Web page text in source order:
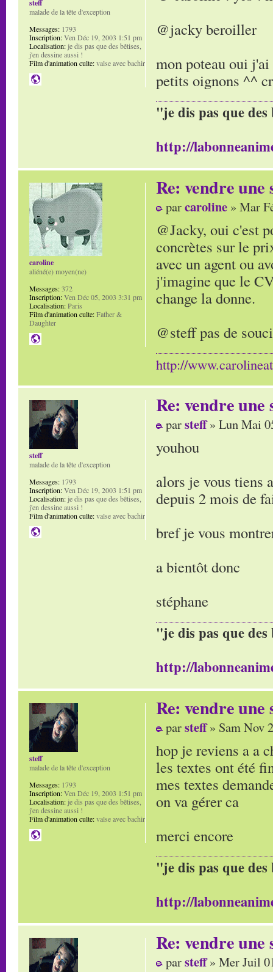
@jacky beroiller
mon poteau oui
petits oignons ^^
"je dis pas que
http://
steff
malade de la tête d'exception
Messages: 1793
Inscription:Ven Déc 19, 2003 1:51 pm
Localisation:je dis pas que des bêtises,
j'en dessine aussi !
Film d'animation culte:valse avec bachir
Re: vendre une
parcaroline » Mar
@Jacky, oui c'est
concrètes sur le
avec un agent ou
j'imagine que le
change la donne.
@steff pas de
http://
caroline
aliéné(e) moyen(ne)
Messages:372
Inscription:Ven Déc 05, 2003 3:31 pm
Localisation:Paris
Film d'animation culte:Father &
Daughter
Re: vendre une
parsteff» Lun Mai
youhou
alors je vous tiens
depuis 2 mois de
bref je vous
a bientôt donc
stéphane
"je dis pas que
http://
steff
malade de la tête d'exception
Messages: 1793
Inscription:Ven Déc 19, 2003 1:51 pm
Localisation:je dis pas que des bêtises,
j'en dessine aussi !
Film d'animation culte:valse avec bachir
Re: vendre une
parsteff» Sam Nov
hop je reviens a a
les textes ont été
mes textes
on va gérer ca
merci encore
"je dis pas que
http://
steff
malade de la tête d'exception
Messages: 1793
Inscription:Ven Déc 19, 2003 1:51 pm
Localisation: je dis pas que des bêtises,
j'en dessine aussi !
Film d'animation culte:valse avec bachir
Re: vendre une
parsteff» Mer Juil